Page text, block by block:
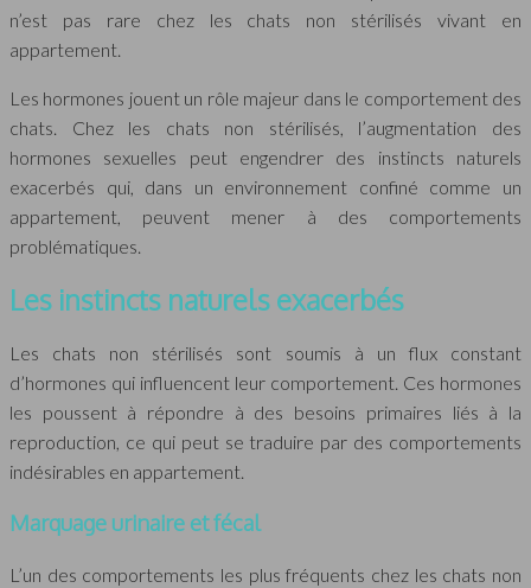
n’est pas rare chez les chats non stérilisés vivant en
appartement.
Les hormones jouent un rôle majeur dans le comportement des
chats. Chez les chats non stérilisés, l’augmentation des
hormones sexuelles peut engendrer des instincts naturels
exacerbés qui, dans un environnement confiné comme un
appartement, peuvent mener à des comportements
problématiques.
Les instincts naturels exacerbés
Les chats non stérilisés sont soumis à un flux constant
d’hormones qui influencent leur comportement. Ces hormones
les poussent à répondre à des besoins primaires liés à la
reproduction, ce qui peut se traduire par des comportements
indésirables en appartement.
Marquage urinaire et fécal
L’un des comportements les plus fréquents chez les chats non